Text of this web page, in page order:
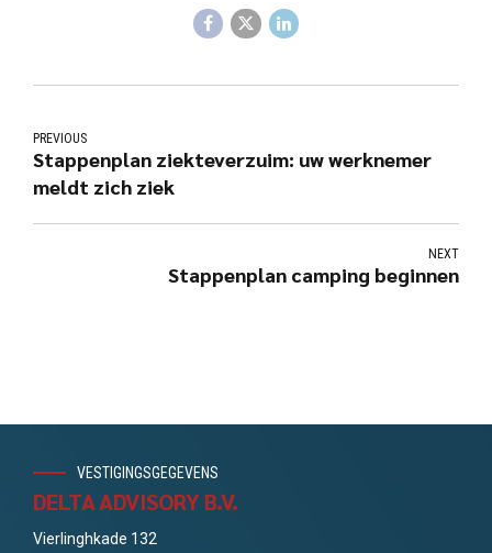
PREVIOUS
Stappenplan ziekteverzuim: uw werknemer
meldt zich ziek
NEXT
Stappenplan camping beginnen
VESTIGINGSGEGEVENS
DELTA ADVISORY B.V.
Vierlinghkade 132